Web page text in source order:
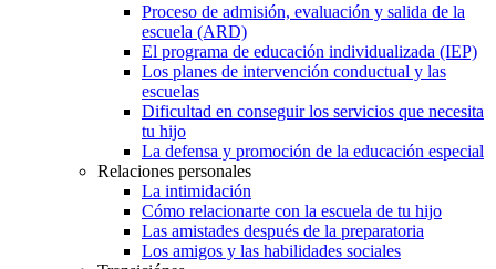
Proceso de admisión, evaluación y salida de la
escuela (ARD)
El programa de educación individualizada (IEP)
Los planes de intervención conductual y las
escuelas
Dificultad en conseguir los servicios que necesita
tu hijo
La defensa y promoción de la educación especial
Relaciones personales
La intimidación
Cómo relacionarte con la escuela de tu hijo
Las amistades después de la preparatoria
Los amigos y las habilidades sociales